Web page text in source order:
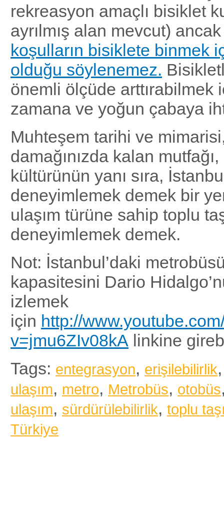
rekreasyon amaçlı bisiklet
ayrılmış alan mevcut)
koşulların bisiklete binmek
olduğu söylenemez.
önemli ölçüde arttırabilmek
zamana ve yoğun çabaya
Muhteşem tarihi ve
damağınızda kalan
kültürünün yanı sıra,
deneyimlemek demek bir
ulaşım türüne sahip toplu
deneyimlemek demek.
Not: İstanbul’daki
kapasitesini Dario
izlemek
için http://
v=jmu6ZIv08kA linkine
Tags: entegrasyon, erişilebilirlik
ulaşım, metro, Metrobüs, otobüs
ulaşım, sürdürülebilirlik, toplu
Türkiye